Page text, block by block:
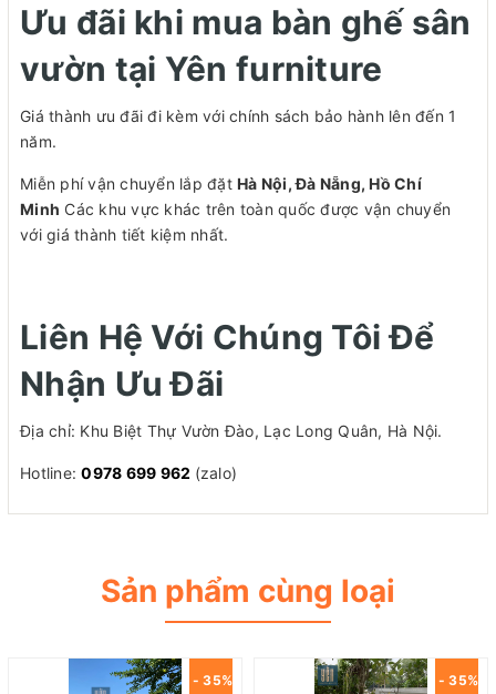
Ưu đãi khi mua bàn ghế sân
vườn tại Yên furniture
Giá thành ưu đãi đi kèm với chính sách bảo hành lên đến 1
năm.
Miễn phí vận chuyển lắp đặt Hà Nội, Đà Nẵng, Hồ Chí
Minh Các khu vực khác trên toàn quốc được vận chuyển
với giá thành tiết kiệm nhất.
Liên Hệ Với Chúng Tôi Để
Nhận Ưu Đãi
Địa chỉ: Khu Biệt Thự Vườn Đào, Lạc Long Quân, Hà Nội.
Hotline:0978 699 962 (zalo)
Sản phẩm cùng loại
- 35% - 35%